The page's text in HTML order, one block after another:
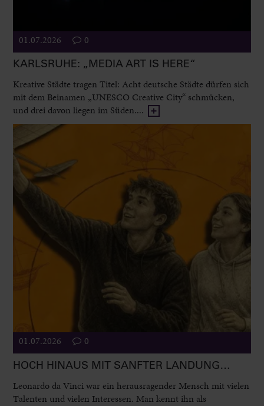
01.07.2026 0
KARLSRUHE: „MEDIA ART IS HERE“
Kreative Städte tragen Titel: Acht deutsche Städte dürfen sich
mit dem Beinamen „UNESCO Creative City“ schmücken,
und drei davon liegen im Süden....
01.07.2026 0
HOCH HINAUS MIT SANFTER LANDUNG…
Leonardo da Vinci war ein herausragender Mensch mit vielen
Talenten und vielen Interessen. Man kennt ihn als